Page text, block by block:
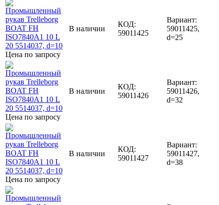
Цена по запросу
В наличии
КОД:
59011425
Вариант:
59011425,
d=25
Цена по запросу
В наличии
КОД:
59011426
Вариант:
59011426,
d=32
Цена по запросу
В наличии
КОД:
59011427
Вариант:
59011427,
d=38